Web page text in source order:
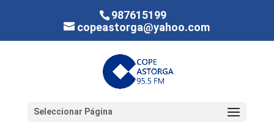
987615199
copeastorga@yahoo.com
Seleccionar Página